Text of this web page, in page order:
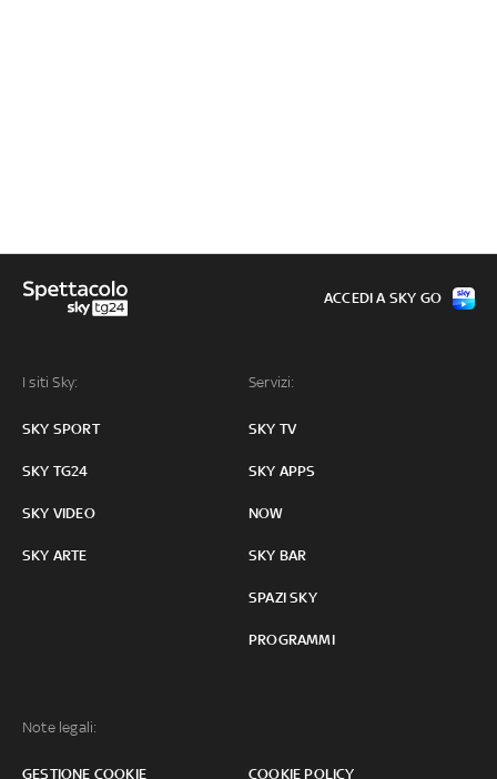
I siti Sky:
SKY SPORT
SKY TG24
SKY VIDEO
SKY ARTE
Servizi:
SKY TV
SKY APPS
NOW
SKY BAR
SPAZI SKY
PROGRAMMI
Note legali:
GESTIONE COOKIE COOKIE POLICY
ACCEDI A SKY GO